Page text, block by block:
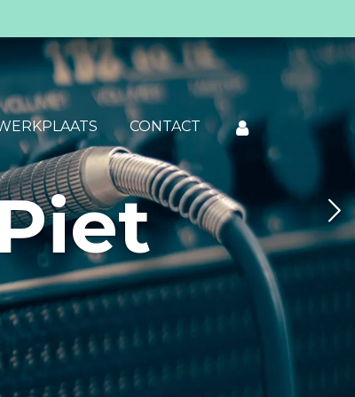
CONTACT